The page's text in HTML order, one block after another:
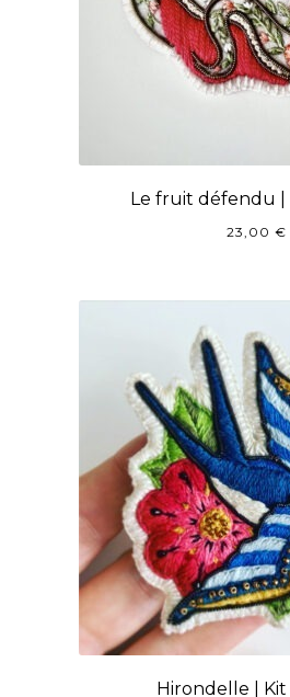
Le fruit défendu |
23,00 €
Hirondelle |